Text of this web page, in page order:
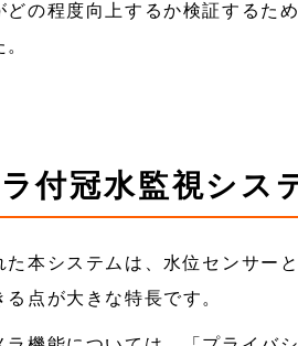
どの程度向上するか検証するた
付冠水監視シス
た本システムは、水位センサー
る点が大きな特長です。